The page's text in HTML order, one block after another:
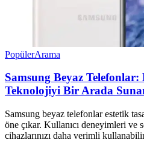
PopülerArama
Samsung Beyaz Telefonlar:
Teknolojiyi Bir Arada
Samsung beyaz telefonlar estetik
öne çıkar. Kullanıcı deneyimleri ve
cihazlarınızı daha verimli